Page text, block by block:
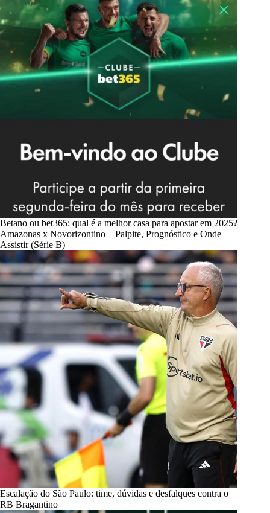
Betano ou bet365: qual é a melhor casa para apostar em 2025?
Amazonas x Novorizontino – Palpite, Prognóstico e Onde
Assistir (Série B)
Escalação do São Paulo: time, dúvidas e desfalques contra o
RB Bragantino